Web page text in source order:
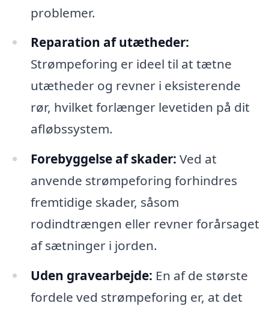
problemer.
Reparation af utætheder:
Strømpeforing er ideel til at tætne
utætheder og revner i eksisterende
rør, hvilket forlænger levetiden på dit
afløbssystem.
Forebyggelse af skader: Ved at
anvende strømpeforing forhindres
fremtidige skader, såsom
rodindtrængen eller revner forårsaget
af sætninger i jorden.
Uden gravearbejde: En af de største
fordele ved strømpeforing er, at det